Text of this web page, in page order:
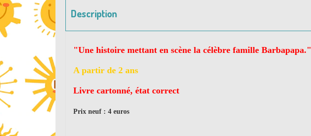
Description
"Une histoire mettant en scène la célèbre famille Barbapapa."
A partir de 2 ans
Livre cartonné, état correct
Prix neuf : 4 euros